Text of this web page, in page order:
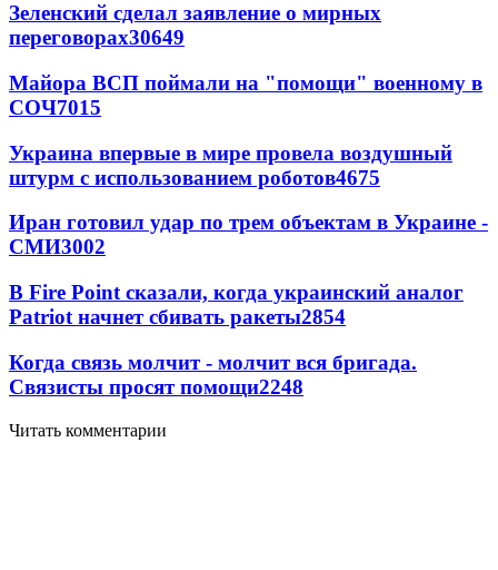
Зеленский сделал заявление о мирных
переговорах30649
Майора ВСП поймали на "помощи" военному в
СОЧ7015
Украина впервые в мире провела воздушный
штурм с использованием роботов4675
Иран готовил удар по трем объектам в Украине -
СМИ3002
В Fire Point сказали, когда украинский аналог
Patriot начнет сбивать ракеты2854
Когда связь молчит - молчит вся бригада.
Связисты просят помощи2248
Читать комментарии